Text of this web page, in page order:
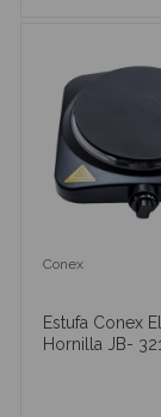
Conex
Estufa Conex
Hornilla JB-